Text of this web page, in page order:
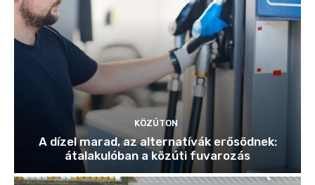
KÖZÚTON
A dízel marad, az alternatívák erősödnek:
átalakulóban a közúti fuvarozás